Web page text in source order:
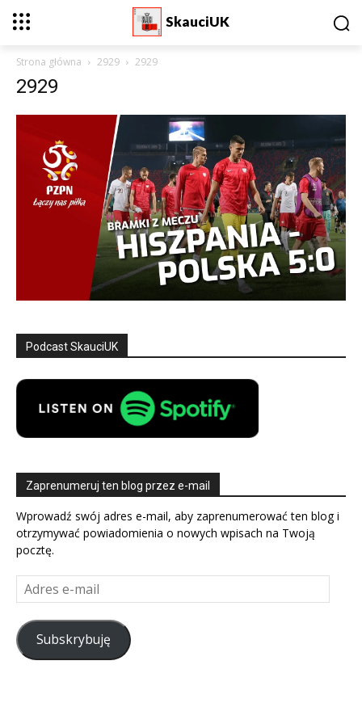
SkauciUK
Strona główna 2929 2929
2929
Podcast SkauciUK
Zaprenumeruj ten blog przez e-mail
Wprowadź swój adres e-mail, aby zaprenumerować ten blog i
otrzymywać powiadomienia o nowych wpisach na Twoją
pocztę.
Adres
e-
mail
Subskrybuję